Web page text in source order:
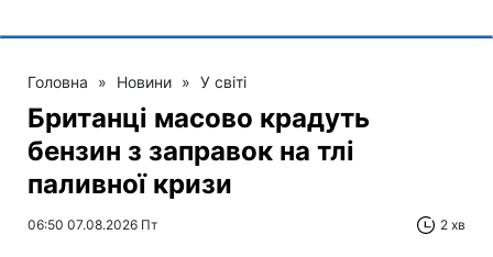
Головна » Новини » У світі
Британці масово крадуть
бензин з заправок на тлі
паливної кризи
06:50 07.08.2026 Пт 2 хв